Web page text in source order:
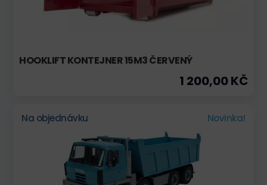
HOOKLIFT KONTEJNER 15M3 ČERVENÝ
1 200,00 KČ
Na objednávku Novinka!